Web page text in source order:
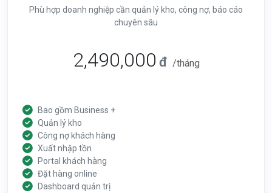
Phù hợp doanh nghiệp cần quản lý kho, công nợ, báo cáo
chuyên sâu
2,490,000 đ /tháng
Bao gồm Business +
Quản lý kho
Công nợ khách hàng
Xuất nhập tồn
Portal khách hàng
Đặt hàng online
Dashboard quản trị